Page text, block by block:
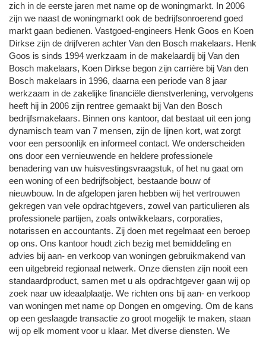
zich in de eerste jaren met name op de woningmarkt. In 2006
zijn we naast de woningmarkt ook de bedrijfsonroerend goed
markt gaan bedienen. Vastgoed-engineers Henk Goos en Koen
Dirkse zijn de drijfveren achter Van den Bosch makelaars. Henk
Goos is sinds 1994 werkzaam in de makelaardij bij Van den
Bosch makelaars, Koen Dirkse begon zijn carrière bij Van den
Bosch makelaars in 1996, daarna een periode van 8 jaar
werkzaam in de zakelijke financiële dienstverlening, vervolgens
heeft hij in 2006 zijn rentree gemaakt bij Van den Bosch
bedrijfsmakelaars. Binnen ons kantoor, dat bestaat uit een jong
dynamisch team van 7 mensen, zijn de lijnen kort, wat zorgt
voor een persoonlijk en informeel contact. We onderscheiden
ons door een vernieuwende en heldere professionele
benadering van uw huisvestingsvraagstuk, of het nu gaat om
een woning of een bedrijfsobject, bestaande bouw of
nieuwbouw. In de afgelopen jaren hebben wij het vertrouwen
gekregen van vele opdrachtgevers, zowel van particulieren als
professionele partijen, zoals ontwikkelaars, corporaties,
notarissen en accountants. Zij doen met regelmaat een beroep
op ons. Ons kantoor houdt zich bezig met bemiddeling en
advies bij aan- en verkoop van woningen gebruikmakend van
een uitgebreid regionaal netwerk. Onze diensten zijn nooit een
standaardproduct, samen met u als opdrachtgever gaan wij op
zoek naar uw ideaalplaatje. We richten ons bij aan- en verkoop
van woningen met name op Dongen en omgeving. Om de kans
op een geslaagde transactie zo groot mogelijk te maken, staan
wij op elk moment voor u klaar. Met diverse diensten. We